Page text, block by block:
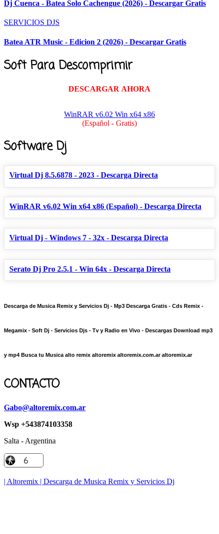
Dj Cuenca - Batea Solo Cachengue (2026) - Descargar Gratis
SERVICIOS DJS
Batea ATR Music - Edicion 2 (2026) - Descargar Gratis
Soft Para Descomprimir
DESCARGAR AHORA
WinRAR v6.02 Win x64 x86
(Español - Gratis)
Software Dj
Virtual Dj 8.5.6878 - 2023 - Descarga Directa
WinRAR v6.02 Win x64 x86 (Español) - Descarga Directa
Virtual Dj - Windows 7 - 32x - Descarga Directa
Serato Dj Pro 2.5.1 - Win 64x - Descarga Directa
Descarga de Musica Remix y Servicios Dj - Mp3 Descarga Gratis - Cds Remix -
Megamix - Soft Dj - Servicios Djs - Tv y Radio en Vivo - Descargas Download mp3
y mp4 Busca tu Musica alto remix altoremix altoremix.com.ar altoremix.ar
CONTACTO
Gabo@altoremix.com.ar
Wsp +543874103358
Salta - Argentina
| Altoremix | Descarga de Musica Remix y Servicios Dj